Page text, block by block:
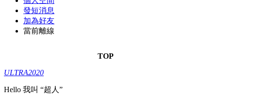
發短消息
加為好友
當前離線
TOP
ULTRA2020
Hello 我叫 “超人”